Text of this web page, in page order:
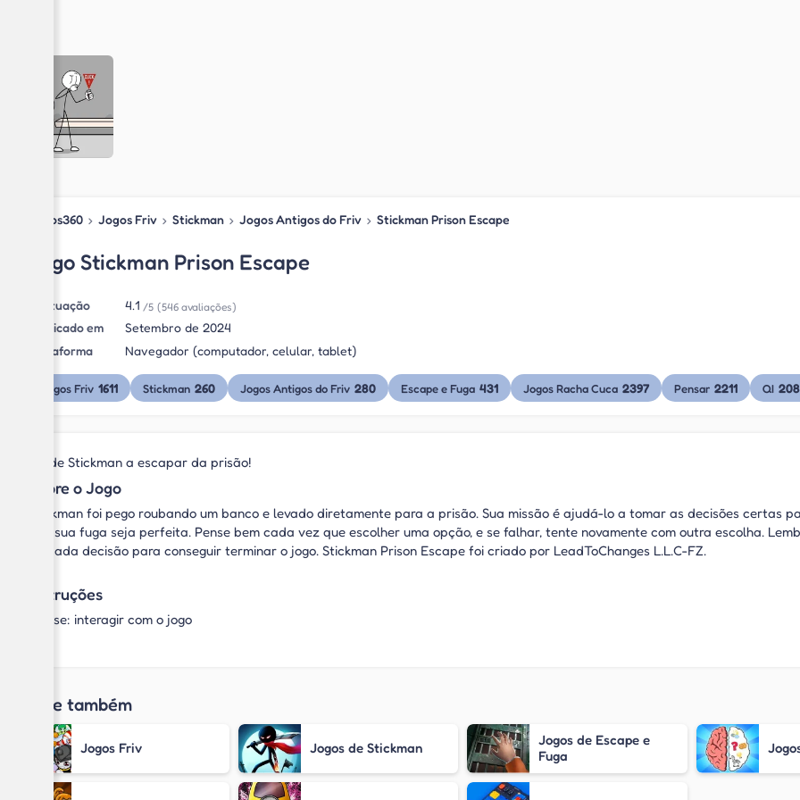
Jogos360 › Jogos Friv › Stickman › Jogos Antigos do Friv › Stickman Prison Escape
Jogo Stickman Prison Escape
Pontuação 4.1 /5 (546 avaliações)
Publicado em
Setembro de 2024
Plataforma
Navegador (computador, celular, tablet)
Jogos Friv 1611 Stickman 260 Jogos Antigos do Friv 280 Escape e Fuga 431 Jogos Racha Cuca 2397 Pensar 2211 QI
Ajude Stickman a escapar da prisão!
Sobre o Jogo
Stickman foi pego roubando um banco e levado diretamente para a prisão. Sua missão é ajudá-lo a tomar as decisões certas
que sua fuga seja perfeita. Pense bem cada vez que escolher uma opção, e se falhar, tente novamente com outra escolha.
de cada decisão para conseguir terminar o jogo. Stickman Prison Escape foi criado por LeadToChanges L.L.C-FZ.
Instruções
Mouse: interagir com o jogo
Jogue também
Jogos Friv Jogos de Stickman
Jogos de Escape e
Fuga